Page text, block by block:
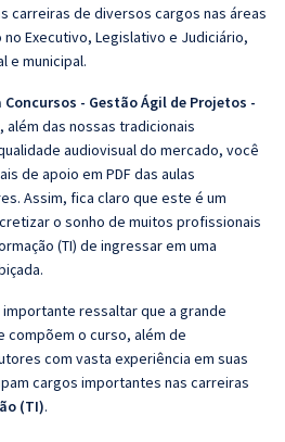
carreiras de diversos cargos nas áreas
Executivo, Legislativo e Judiciário,
e municipal.
Concursos - Gestão Ágil de Projetos -
, além das nossas tradicionais
audiovisual do mercado, você
de apoio em PDF das aulas
Assim, fica claro que este é um
o sonho de muitos profissionais
(TI) de ingressar em uma
ressaltar que a grande
o curso, além de
com vasta experiência em suas
cargos importantes nas carreiras
(TI).